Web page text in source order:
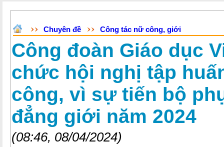
Chuyên đề Công tác nữ công, giới
Công đoàn Giáo dục
chức hội nghị tập
công, vì sự tiến bộ
đẳng giới năm 2024
(08:46, 08/04/2024)